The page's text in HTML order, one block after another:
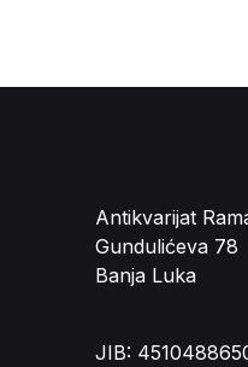
Antikvarijat
Gundulićeva 78
Banja Luka
JIB: